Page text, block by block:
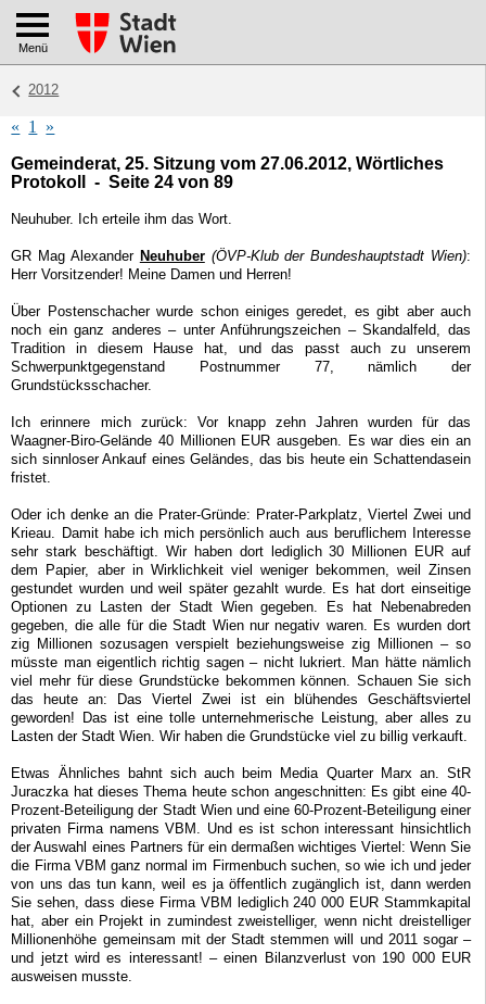
Menü
2012
« 1
»
Gemeinderat, 25. Sitzung vom 27.06.2012, Wörtliches
Protokoll - Seite 24 von 89
Neuhuber. Ich erteile ihm das Wort.
GR Mag Alexander Neuhuber(ÖVP-Klub der Bundeshauptstadt Wien):
Herr Vorsitzender! Meine Damen und Herren!
Über Postenschacher wurde schon einiges geredet, es gibt aber auch
noch ein ganz anderes – unter Anführungszeichen – Skandalfeld, das
Tradition in diesem Hause hat, und das passt auch zu unserem
Schwerpunktgegenstand Postnummer 77, nämlich der
Grundstücksschacher.
Ich erinnere mich zurück: Vor knapp zehn Jahren wurden für das
Waagner-Biro-Gelände 40 Millionen EUR ausgeben. Es war dies ein an
sich sinnloser Ankauf eines Geländes, das bis heute ein Schattendasein
fristet.
Oder ich denke an die Prater-Gründe: Prater-Parkplatz, Viertel Zwei und
Krieau. Damit habe ich mich persönlich auch aus beruflichem Interesse
sehr stark beschäftigt. Wir haben dort lediglich 30 Millionen EUR auf
dem Papier, aber in Wirklichkeit viel weniger bekommen, weil Zinsen
gestundet wurden und weil später gezahlt wurde. Es hat dort einseitige
Optionen zu Lasten der Stadt Wien gegeben. Es hat Nebenabreden
gegeben, die alle für die Stadt Wien nur negativ waren. Es wurden dort
zig Millionen sozusagen verspielt beziehungsweise zig Millionen – so
müsste man eigentlich richtig sagen – nicht lukriert. Man hätte nämlich
viel mehr für diese Grundstücke bekommen können. Schauen Sie sich
das heute an: Das Viertel Zwei ist ein blühendes Geschäftsviertel
geworden! Das ist eine tolle unternehmerische Leistung, aber alles zu
Lasten der Stadt Wien. Wir haben die Grundstücke viel zu billig verkauft.
Etwas Ähnliches bahnt sich auch beim Media Quarter Marx an. StR
Juraczka hat dieses Thema heute schon angeschnitten: Es gibt eine 40-
Prozent-Beteiligung der Stadt Wien und eine 60-Prozent-Beteiligung einer
privaten Firma namens VBM. Und es ist schon interessant hinsichtlich
der Auswahl eines Partners für ein dermaßen wichtiges Viertel: Wenn Sie
die Firma VBM ganz normal im Firmenbuch suchen, so wie ich und jeder
von uns das tun kann, weil es ja öffentlich zugänglich ist, dann werden
Sie sehen, dass diese Firma VBM lediglich 240 000 EUR Stammkapital
hat, aber ein Projekt in zumindest zweistelliger, wenn nicht dreistelliger
Millionenhöhe gemeinsam mit der Stadt stemmen will und 2011 sogar –
und jetzt wird es interessant! – einen Bilanzverlust von 190 000 EUR
ausweisen musste.